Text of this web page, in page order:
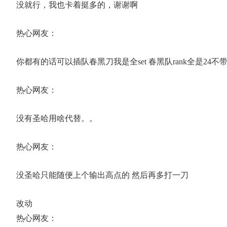
没就行，我也卡着挺多的，谢谢啊
热心网友：
你都有的话可以插队春黑刀我是全set 春黑队rank全是24不
热心网友：
没有圣哈用啥代替。。
热心网友：
没圣哈只能随便上个输出高点的 然后再多打一刀
改动
热心网友：